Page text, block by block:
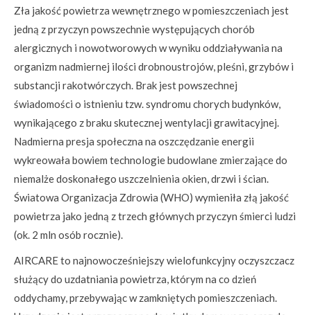
Zła jakość powietrza wewnętrznego w pomieszczeniach jest
jedną z przyczyn powszechnie występujących chorób
alergicznych i nowotworowych w wyniku oddziaływania na
organizm nadmiernej ilości drobnoustrojów, pleśni, grzybów i
substancji rakotwórczych. Brak jest powszechnej
świadomości o istnieniu tzw. syndromu chorych budynków,
wynikającego z braku skutecznej wentylacji grawitacyjnej.
Nadmierna presja społeczna na oszczędzanie energii
wykreowała bowiem technologie budowlane zmierzające do
niemalże doskonałego uszczelnienia okien, drzwi i ścian.
Światowa Organizacja Zdrowia (WHO) wymieniła złą jakość
powietrza jako jedną z trzech głównych przyczyn śmierci ludzi
(ok. 2 mln osób rocznie).
AIRCARE to najnowocześniejszy wielofunkcyjny oczyszczacz
służący do uzdatniania powietrza, którym na co dzień
oddychamy, przebywając w zamkniętych pomieszczeniach.